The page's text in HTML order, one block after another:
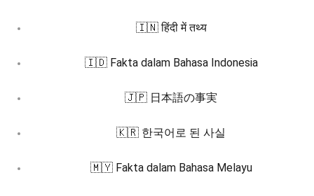
🇮🇳 हिंदी में तथ्य
🇮🇩 Fakta dalam Bahasa Indonesia
🇯🇵 日本語の事実
🇰🇷 한국어로 된 사실
🇲🇾 Fakta dalam Bahasa Melayu